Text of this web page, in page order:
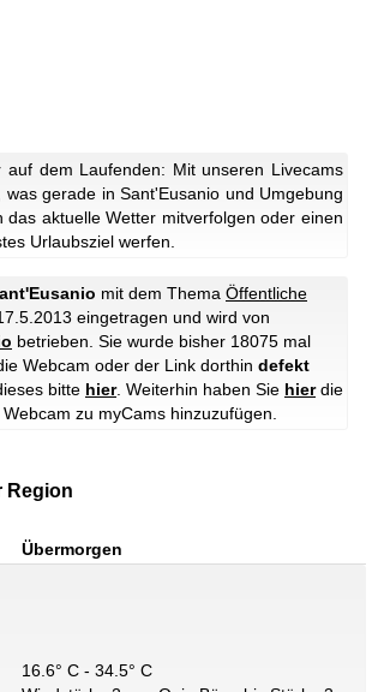
auf dem Laufenden: Mit unseren Livecams
was gerade in Sant'Eusanio und Umgebung
das aktuelle Wetter mitverfolgen oder einen
Urlaubsziel werfen.
mit dem Thema Öffentliche
eingetragen und wird von
betrieben. Sie wurde bisher 18075 mal
Webcam oder der Link dorthin defekt
bitte hier. Weiterhin haben Sie hierdie
zu myCams hinzuzufügen.
Region
Übermorgen
16.6° C - 34.5° C